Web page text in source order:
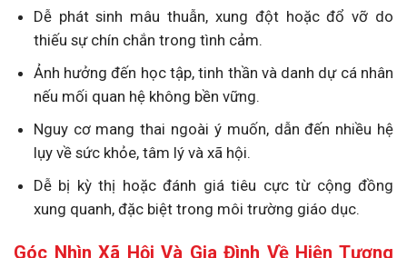
Dễ phát sinh mâu thuẫn, xung đột hoặc đổ vỡ do
thiếu sự chín chắn trong tình cảm.
Ảnh hưởng đến học tập, tinh thần và danh dự cá nhân
nếu mối quan hệ không bền vững.
Nguy cơ mang thai ngoài ý muốn, dẫn đến nhiều hệ
lụy về sức khỏe, tâm lý và xã hội.
Dễ bị kỳ thị hoặc đánh giá tiêu cực từ cộng đồng
xung quanh, đặc biệt trong môi trường giáo dục.
Góc Nhìn Xã Hội Và Gia Đình Về Hiện Tượng